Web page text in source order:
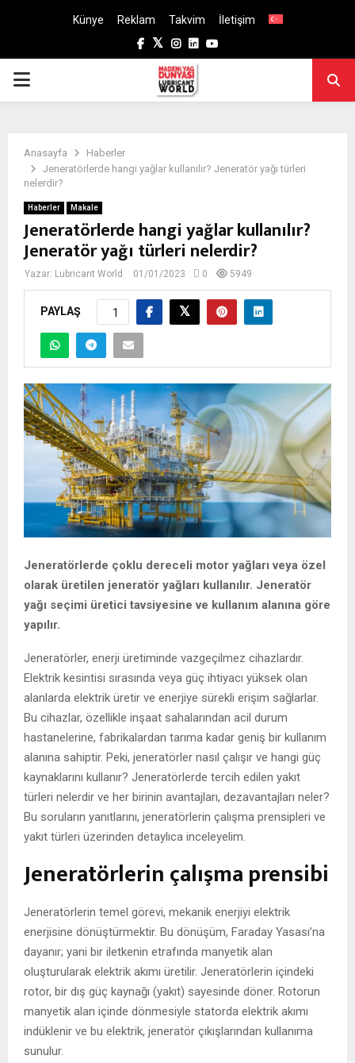
Künye Reklam Takvim
İletişim
Facebook
TwitterInstagram
LinkedinYoutube
PRIMARY
Anasayfa
Haberler
Jeneratörlerde hangi yağlar kullanılır? Jeneratör yağı türleri
nelerdir?
Haberler Makale
Jeneratörlerde hangi yağlar kullanılır?
Jeneratör yağı türleri nelerdir?
Yazar: Lubricant World 01/01/2023 0 5949
PAYLAŞ 1
Jeneratörlerde çoklu dereceli motor yağları veya özel
olarak üretilen jeneratör yağları kullanılır. Jeneratör
yağı seçimi üretici tavsiyesine ve kullanım alanına göre
yapılır.
Jeneratörler, enerji üretiminde vazgeçilmez cihazlardır.
Elektrik kesintisi sırasında veya güç ihtiyacı yüksek olan
alanlarda elektrik üretir ve enerjiye sürekli erişim sağlarlar.
Bu cihazlar, özellikle inşaat sahalarından acil durum
hastanelerine, fabrikalardan tarıma kadar geniş bir kullanım
alanına sahiptir. Peki, jeneratörler nasıl çalışır ve hangi güç
kaynaklarını kullanır? Jeneratörlerde tercih edilen yakıt
türleri nelerdir ve her birinin avantajları, dezavantajları neler?
Bu soruların yanıtlarını, jeneratörlerin çalışma prensipleri ve
yakıt türleri üzerinden detaylıca inceleyelim.
Jeneratörlerin çalışma prensibi
Jeneratörlerin temel görevi, mekanik enerjiyi elektrik
enerjisine dönüştürmektir. Bu dönüşüm, Faraday Yasası’na
dayanır; yani bir iletkenin etrafında manyetik alan
oluşturularak elektrik akımı üretilir. Jeneratörlerin içindeki
rotor, bir dış güç kaynağı (yakıt) sayesinde döner. Rotorun
manyetik alan içinde dönmesiyle statorda elektrik akımı
indüklenir ve bu elektrik, jeneratör çıkışlarından kullanıma
sunulur.